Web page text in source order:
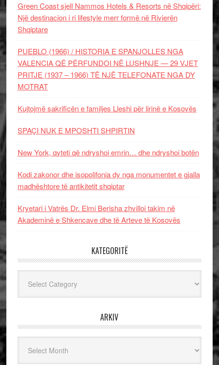
Green Coast sjell Nammos Hotels & Resorts në Shqipëri:
Një destinacion i ri lifestyle merr formë në Rivierën
Shqiptare
PUEBLO (1966) / HISTORIA E SPANJOLLES NGA
VALENCIA QË PËRFUNDOI NË LUSHNJE — 29 VJET
PRITJE (1937 – 1966) TË NJË TELEFONATE NGA DY
MOTRAT
Kujtojmë sakrificën e familjes Lleshi për lirinë e Kosovës
SPAÇI NUK E MPOSHTI SHPIRTIN
New York, qyteti që ndryshoi emrin… dhe ndryshoi botën
Kodi zakonor dhe isopolifonia dy nga monumentet e gjalla
madhështore të antikitetit shqiptar
Kryetari i Vatrës Dr. Elmi Berisha zhvilloi takim në
Akademinë e Shkencave dhe të Arteve të Kosovës
KATEGORITË
ARKIV